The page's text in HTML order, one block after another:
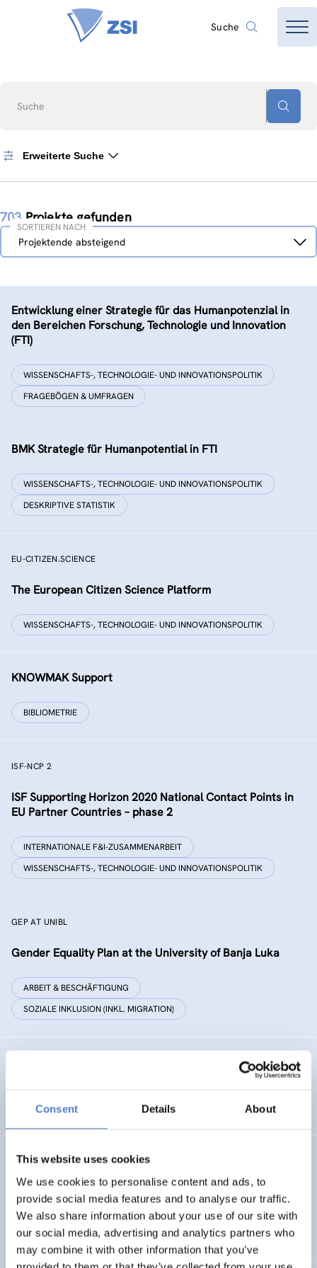
Consent Details About
This website uses cookies
We use cookies to personalise content and ads, to
provide social media features and to analyse our traffic.
We also share information about your use of our site with
our social media, advertising and analytics partners who
may combine it with other information that you’ve
Suche
Suche
Erweiterte Suche
703 Projekte gefunden
Sortieren
nachProjektende absteigend
SORTIEREN NACH
Entwicklung einer Strategie für das Humanpotenzial in
den Bereichen Forschung, Technologie und Innovation
(FTI)
WISSENSCHAFTS-, TECHNOLOGIE- UND INNOVATIONSPOLITIK
FRAGEBÖGEN & UMFRAGEN
BMK Strategie für Humanpotential in FTI
WISSENSCHAFTS-, TECHNOLOGIE- UND INNOVATIONSPOLITIK
DESKRIPTIVE STATISTIK
EU-CITIZEN.SCIENCE
The European Citizen Science Platform
WISSENSCHAFTS-, TECHNOLOGIE- UND INNOVATIONSPOLITIK
KNOWMAK Support
BIBLIOMETRIE
ISF-NCP 2
ISF Supporting Horizon 2020 National Contact Points in
EU Partner Countries – phase 2
INTERNATIONALE F&I-ZUSAMMENARBEIT
WISSENSCHAFTS-, TECHNOLOGIE- UND INNOVATIONSPOLITIK
GEP AT UNIBL
Gender Equality Plan at the University of Banja Luka
ARBEIT & BESCHÄFTIGUNG
SOZIALE INKLUSION (INKL. MIGRATION)
Evaluation: Pflege und Betreuung für Kinder mit
komplexen Erkrankungen
GESUNDHEIT INKL. ALTERUNG
SOZIALE INKLUSION (INKL. MIGRATION)
…